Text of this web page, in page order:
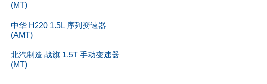
1766
4
4门5座三厢车
(MT)
中华 H220 1.5L 序列变速器
(AMT)
北汽制造 战旗 1.5T 手动变速器
(MT)